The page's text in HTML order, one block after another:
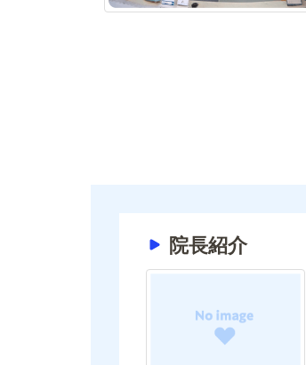
院長紹介